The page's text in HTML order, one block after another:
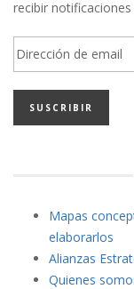
recibir
Dirección
de
email
Mapas
elaborarlos
Alianzas
Quienes